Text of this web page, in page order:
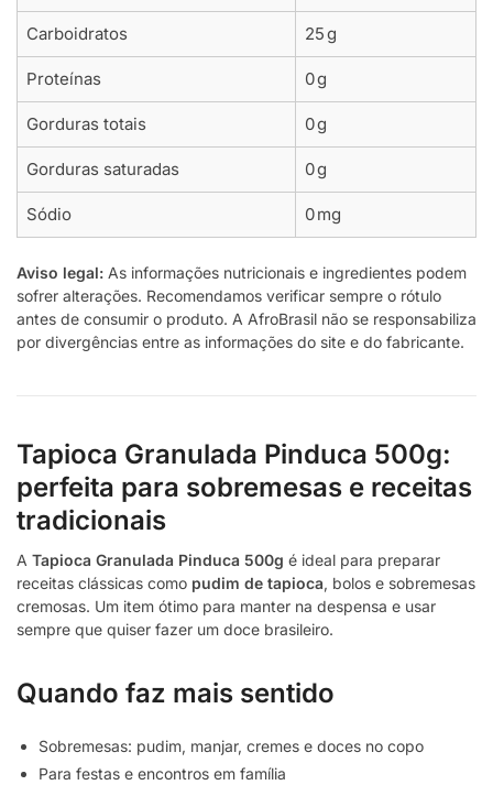
Carboidratos 25 g
Proteínas 0 g
Gorduras totais 0 g
Gorduras saturadas 0 g
Sódio 0 mg
Aviso legal: As informações nutricionais e ingredientes podem
sofrer alterações. Recomendamos verificar sempre o rótulo
antes de consumir o produto. A AfroBrasil não se responsabiliza
por divergências entre as informações do site e do fabricante.
Tapioca Granulada Pinduca 500g:
perfeita para sobremesas e receitas
tradicionais
A Tapioca Granulada Pinduca 500g é ideal para preparar
receitas clássicas como pudim de tapioca, bolos e sobremesas
cremosas. Um item ótimo para manter na despensa e usar
sempre que quiser fazer um doce brasileiro.
Quando faz mais sentido
Sobremesas: pudim, manjar, cremes e doces no copo
Para festas e encontros em família